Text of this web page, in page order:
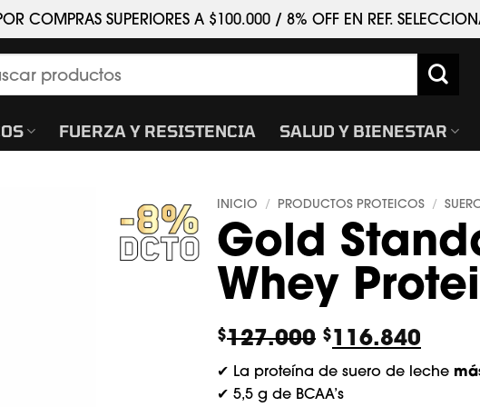
COMPRAS SUPERIORES A $100.000 / 8% OFF EN REF.
FUERZA Y RESISTENCIA SALUD Y BIENESTAR
INICIO / PRODUCTOS PROTEICOS /
Gold
Whey
$127.000 El
precio
original
$116.840
precio
✔ La proteína de suero de leche
✔ 5,5 g de BCAA’s